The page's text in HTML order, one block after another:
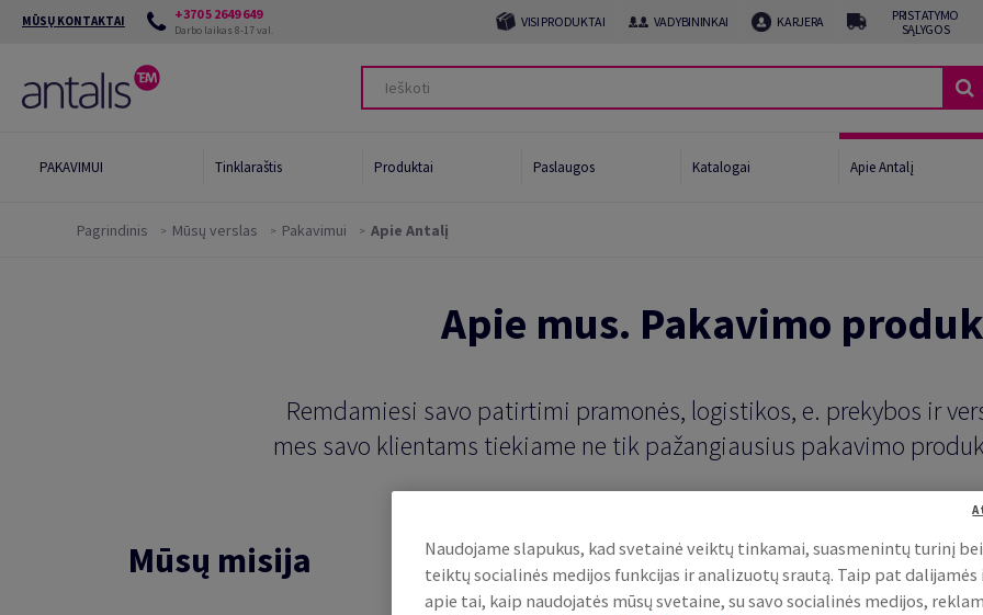
MŪSŲ KONTAKTAI +370 5 2649 649
Darbo laikas 8-17 val. VISI PRODUKTAI VADYBININKAI KARJERA
PRISTATYMO
SĄLYGOS
PAKAVIMUI Tinklaraštis Produktai Paslaugos Katalogai Apie Antalį
Maistui ir gėrimams
Pakuočių gamintojams
Pagrindinis Mūsų verslas Pakavimui Apie Antalį
Apie mus. Pakavimo
Remdamiesi savo patirtimi pramonės, logistikos, e. prekybos ir
mes savo klientams tiekiame ne tik pažangiausius pakavimo
Mūsų misija
Naudojame slapukus, kad svetainė veiktų tinkamai, suasmenintų turinį
teiktų socialinės medijos funkcijas ir analizuotų srautą. Taip pat
apie tai, kaip naudojatės mūsų svetaine, su savo socialinės medijos,